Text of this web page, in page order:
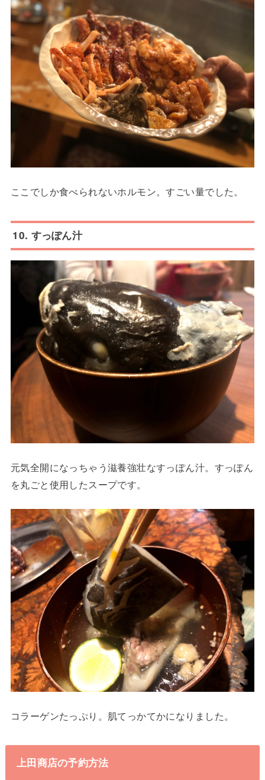
ここでしか食べられないホルモン。すごい量でした。
10. すっぽん汁
元気全開になっちゃう滋養強壮なすっぽん汁。すっぽん
を丸ごと使用したスープです。
コラーゲンたっぷり。肌てっかてかになりました。
上田商店の予約方法